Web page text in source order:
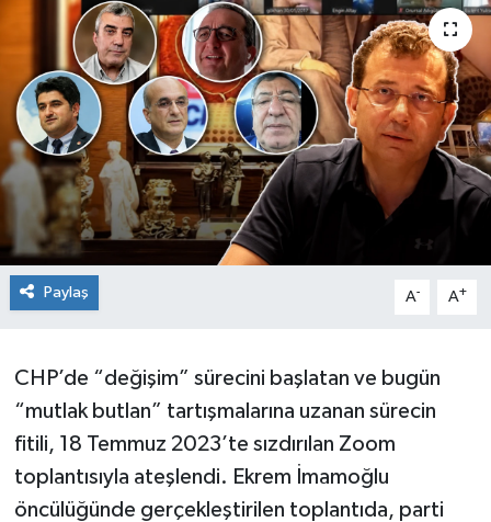
Paylaş A- A+
CHP’de “değişim” sürecini başlatan ve bugün
“mutlak butlan” tartışmalarına uzanan sürecin
fitili, 18 Temmuz 2023’te sızdırılan Zoom
toplantısıyla ateşlendi. Ekrem İmamoğlu
öncülüğünde gerçekleştirilen toplantıda, parti